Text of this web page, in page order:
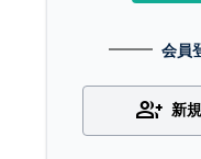
会員
group_add 新